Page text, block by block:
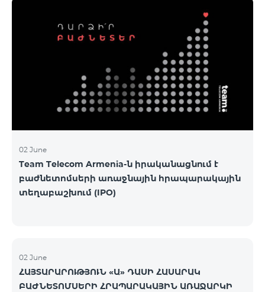
02 June
Team Telecom Armenia-ն իրականացնում է
բաժնետոմսերի առաջնային հրապարակային
տեղաբաշխում (IPO)
02 June
ՀԱՅՏԱՐԱՐՈՒԹՅՈՒՆ «Ա» ԴԱՍԻ ՀԱՍԱՐԱԿ
ԲԱԺՆԵՏՈՄՍԵՐԻ ՀՐԱՊԱՐԱԿԱՅԻՆ ԱՌԱՋԱՐԿԻ